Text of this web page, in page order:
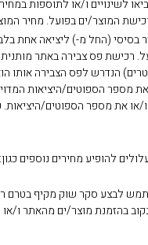
לשינויים ו/או לתוספות
המוצר/ים בפועל. מחיר
בסיסי (החל מ-) ליציאה
הנדרש לפס הצבירה אותו
הספוטים/היציאות
או את מספר הספוטים/
להופיע מחירים נוספים
לבצע סקר שוק מקיף
בהזמנת מוצר/ים מהאתר ו/